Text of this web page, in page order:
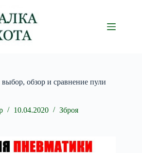
обзор и сравнение пули
10.04.2020 Зброя